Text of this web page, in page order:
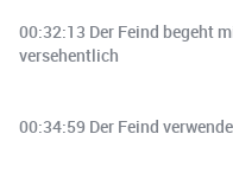
00:32:13 Der Feind begeht
versehentlich
00:34:59 Der Feind